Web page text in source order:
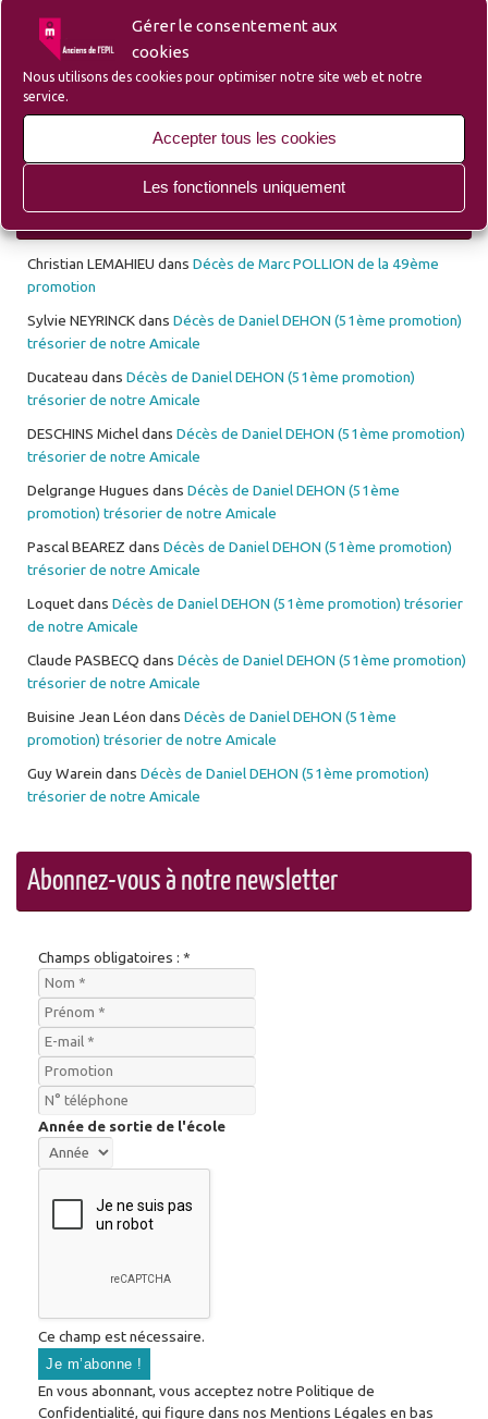
Gérer le consentement aux
cookies
Nous utilisons des cookies pour optimiser notre site web et notre
service.
Accepter tous les cookies
Les fonctionnels uniquement
– Site du Groupe Ozanam-EPIL-Campus
– Site Lille d’Antan (Ecole des Mécaniciens avant l’EPIL)
Les 10 derniers commentaires déposés
Christian LEMAHIEU dans Décès de Marc POLLION de la 49ème
promotion
Sylvie NEYRINCKdans Décès de Daniel DEHON (51ème promotion)
trésorier de notre Amicale
Ducateau dans Décès de Daniel DEHON (51ème promotion)
trésorier de notre Amicale
DESCHINS Micheldans Décès de Daniel DEHON (51ème promotion)
trésorier de notre Amicale
Delgrange Hugues dans Décès de Daniel DEHON (51ème
promotion) trésorier de notre Amicale
Pascal BEAREZ dans Décès de Daniel DEHON (51ème promotion)
trésorier de notre Amicale
Loquetdans Décès de Daniel DEHON (51ème promotion) trésorier
de notre Amicale
Claude PASBECQ dans Décès de Daniel DEHON (51ème promotion)
trésorier de notre Amicale
Buisine Jean Léon dans Décès de Daniel DEHON (51ème
promotion) trésorier de notre Amicale
Guy Warein dans Décès de Daniel DEHON (51ème promotion)
trésorier de notre Amicale
Abonnez-vous à notre newsletter
Champs obligatoires : *
Année de sortie de l'école
Ce champ est nécessaire.
En vous abonnant, vous acceptez notre Politique de
Confidentialité, qui figure dans nos Mentions Légales en bas